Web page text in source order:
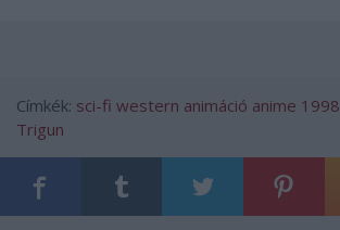
Címkék: sci-fi western animáció anime 1998
Trigun